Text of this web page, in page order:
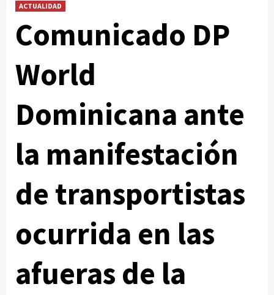
ACTUALIDAD
Comunicado DP
World
Dominicana ante
la manifestación
de transportistas
ocurrida en las
afueras de la